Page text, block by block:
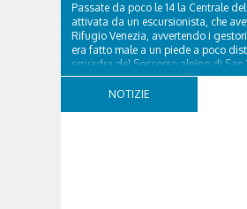
Passate da poco le 14 la Centrale del
attivata da un escursionista, che
Rifugio Venezia, avvertendo i
era fatto male a un piede a poco
squadra del Soccorso alpino di San
ha quindi raggiunto l'infortunato...
NOTIZIE